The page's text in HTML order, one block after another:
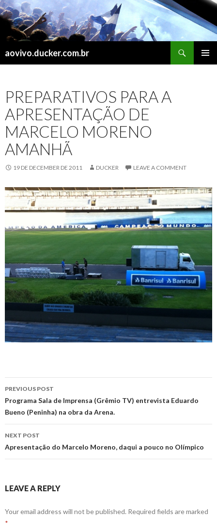
aovivo.ducker.com.br
PREPARATIVOS PARA A
APRESENTAÇÃO DE
MARCELO MORENO
AMANHÃ
19 DE DECEMBER DE 2011 DUCKER LEAVE A COMMENT
Post
navigation
PREVIOUS POST
Programa Sala de Imprensa (Grêmio TV) entrevista Eduardo
Bueno (Peninha) na obra da Arena.
NEXT POST
Apresentação do Marcelo Moreno, daqui a pouco no Olímpico
LEAVE A REPLY
Your email address will not be published. Required fields are marked
*